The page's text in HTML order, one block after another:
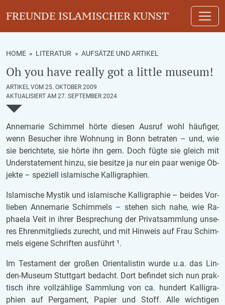
FREUNDE ISLAMISCHER KUNST
HOME » LITERATUR » AUFSÄTZE UND ARTIKEL
Oh you have really got a little museum!
ARTIKEL VOM 25. OKTOBER 2009
AKTUALISIERT AM 27. SEPTEMBER 2024
An­ne­ma­rie Schim­mel hörte die­sen Aus­ruf wohl häu­fi­ger,
wenn Be­su­cher ihre Woh­nung in Bonn be­tra­ten – und, wie
sie be­rich­te­te, sie hörte ihn gern. Doch fügte sie gleich mit
Un­der­state­ment hinzu, sie be­sit­ze ja nur ein paar we­ni­ge Ob­
jek­te – spe­zi­ell is­la­mi­sche Kal­li­gra­phien.
Is­la­mi­sche Mys­tik und is­la­mi­sche Kal­li­gra­phie – bei­des Vor­
lie­ben An­ne­ma­rie Schim­mels – ste­hen sich nahe, wie Ra­
pha­e­la Veit in ihrer Be­spre­chung der Pri­vat­samm­lung un­se­
res Eh­ren­mit­glieds zu­recht, und mit Hin­weis auf Frau Schim­
mels ei­ge­ne Schrif­ten aus­führt ¹.
Im Tes­ta­ment der gro­ßen Ori­en­ta­lis­tin wurde u.a. das Lin­
den-Mu­se­um Stutt­gart be­dacht. Dort be­fin­det sich nun prak­
tisch ihre voll­zäh­li­ge Samm­lung von ca. hun­dert Kal­li­gra­
phien auf Per­ga­ment, Pa­pier und Stoff. Alle wich­ti­gen